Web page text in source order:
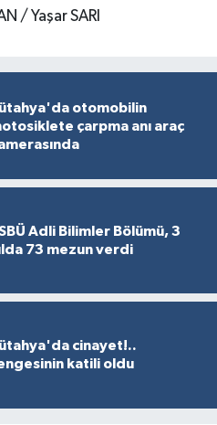
/ Yaşar SARI
otomobilin
çarpma anı araç
Adli Bilimler Bölümü, 3
73 mezun verdi
cinayet!..
katili oldu